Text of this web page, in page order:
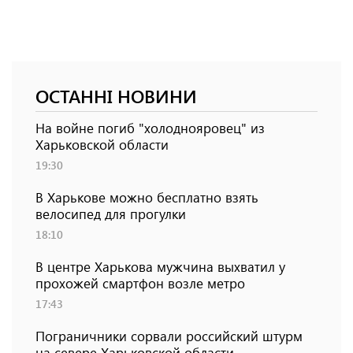
ОСТАННІ НОВИНИ
На войне погиб "холоднояровец" из
Харьковской области
19:30
В Харькове можно бесплатно взять
велосипед для прогулки
18:10
В центре Харькова мужчина выхватил у
прохожей смартфон возле метро
17:43
Пограничники сорвали российский штурм